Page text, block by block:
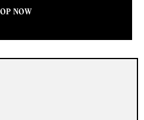
NOW